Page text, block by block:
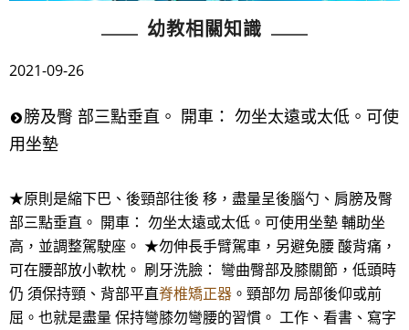
幼教相關知識
2021-09-26
膀及臀 部三點垂直。 開車： 勿坐太遠或太低。可使
用坐墊
★原則是縮下巴、後頸部往後 移，盡量呈後腦勺、肩膀及臀
部三點垂直。 開車： 勿坐太遠或太低。可使用坐墊 輔助坐
高，並調整駕駛座。 ★勿伸長手臂駕車，另避免腰 酸背痛，
可在腰部放小軟枕。 刷牙洗臉： 彎曲臀部及膝關節，低頭時
仍 須保持頸、背部平直脊椎矯正器 。頸部勿 局部後仰或前
屈。也就是盡量 保持彎膝勿彎腰的習慣。 工作、看書、寫字